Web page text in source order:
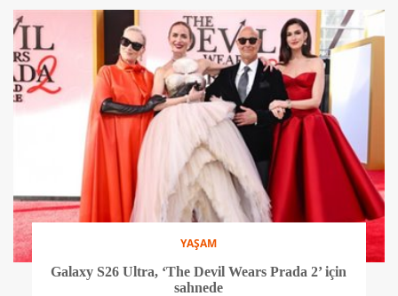
YAŞAM
Galaxy S26 Ultra, ‘The Devil Wears Prada 2’ için
sahnede